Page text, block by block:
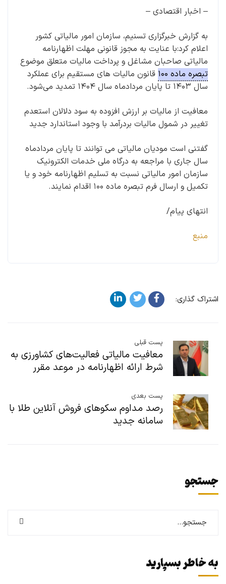
– اخبار اقتصادی –
به گزارش خبرگزاری تسنیم، سازمان امور مالیاتی کشور
اعلام کرد:با عنایت به مجوز قانونی مهلت اظهارنامه
مالیاتی صاحبان مشاغل و پرداخت مالیات متعلق موضوع
تبصره ماده ۱۰۰
قانون مالیات های مستقیم برای عملکرد
سال ۱۴۰۳ تا پایان مردادماه سال ۱۴۰۴ تمدید می‌شود.
معافیت از مالیات بر ارزش افزوده به سود دلالان استعدم
تغییر در شمول مالیات بردرآمد با وجود استاندارد جدید
گفتنی است مودیان مالیاتی می توانند تا پایان مردادماه
سال جاری با مراجعه به درگاه ملی خدمات الکترونیک
سازمان امور مالیاتی نسبت به تسلیم اظهارنامه خود و یا
تکمیل و ارسال فرم تبصره ماده ۱۰۰ اقدام نمایند.
انتهای پیام/
منبع
اشتراک گذاری:
پست قبلی
معافیت مالیاتی فعالیت‌های کشاورزی به
شرط ارائه اظهارنامه در موعد مقرر
پست بعدی
رصد مداوم سکوهای فروش آنلاین طلا با
سامانه جدید
جستجو
به خاطر بسپارید